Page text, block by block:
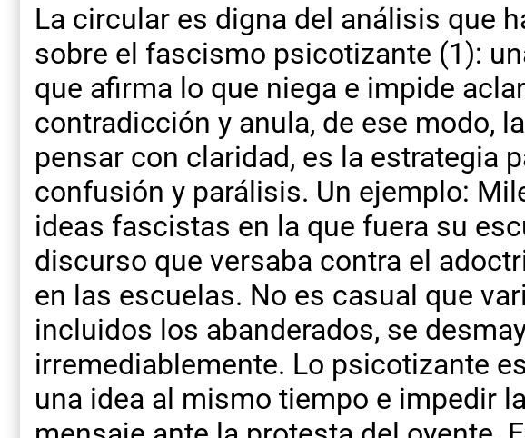
La circular es digna del análisis que
sobre el fascismo psicotizante (1):
que afirma lo que niega e impide
contradicción y anula, de ese modo,
pensar con claridad, es la estrategia
confusión y parálisis. Un ejemplo:
ideas fascistas en la que fuera su
discurso que versaba contra el
en las escuelas. No es casual que
incluidos los abanderados, se
irremediablemente. Lo psicotizante
una idea al mismo tiempo e impedir